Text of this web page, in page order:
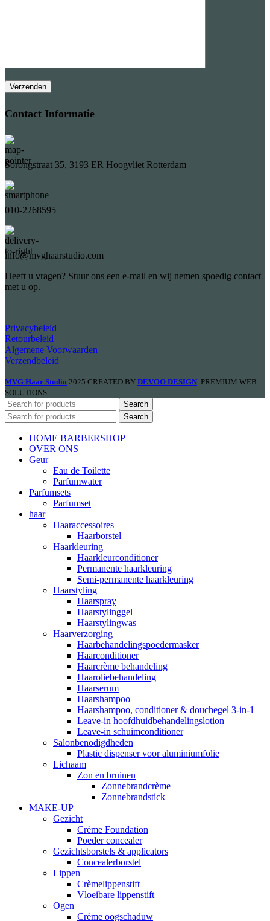
Contact Informatie
Sorongstraat 35, 3193 ER Hoogvliet Rotterdam
010-2268595
info@mvghaarstudio.com
Heeft u vragen? Stuur ons een e-mail en wij nemen spoedig contact
met u op.
Privacybeleid
Retourbeleid
Algemene Voorwaarden
Verzendbeleid
MVG Haar Studio 2025 CREATED BY DEVOO DESIGN. PREMIUM WEB
SOLUTIONS.
Search
Search
HOME BARBERSHOP
OVER ONS
Geur
Eau de Toilette
Parfumwater
Parfumsets
Parfumset
haar
Haaraccessoires
Haarborstel
Haarkleuring
Haarkleurconditioner
Permanente haarkleuring
Semi-permanente haarkleuring
Haarstyling
Haarspray
Haarstylinggel
Haarstylingwas
Haarverzorging
Haarbehandelingspoedermasker
Haarconditioner
Haarcrème behandeling
Haaroliebehandeling
Haarserum
Haarshampoo
Haarshampoo, conditioner & douchegel 3-in-1
Leave-in hoofdhuidbehandelingslotion
Leave-in schuimconditioner
Salonbenodigdheden
Plastic dispenser voor aluminiumfolie
Lichaam
Zon en bruinen
Zonnebrandcrème
Zonnebrandstick
MAKE-UP
Gezicht
Crème Foundation
Poeder concealer
Gezichtsborstels & applicators
Concealerborstel
Lippen
Crèmelippenstift
Vloeibare lippenstift
Ogen
Crème oogschaduw